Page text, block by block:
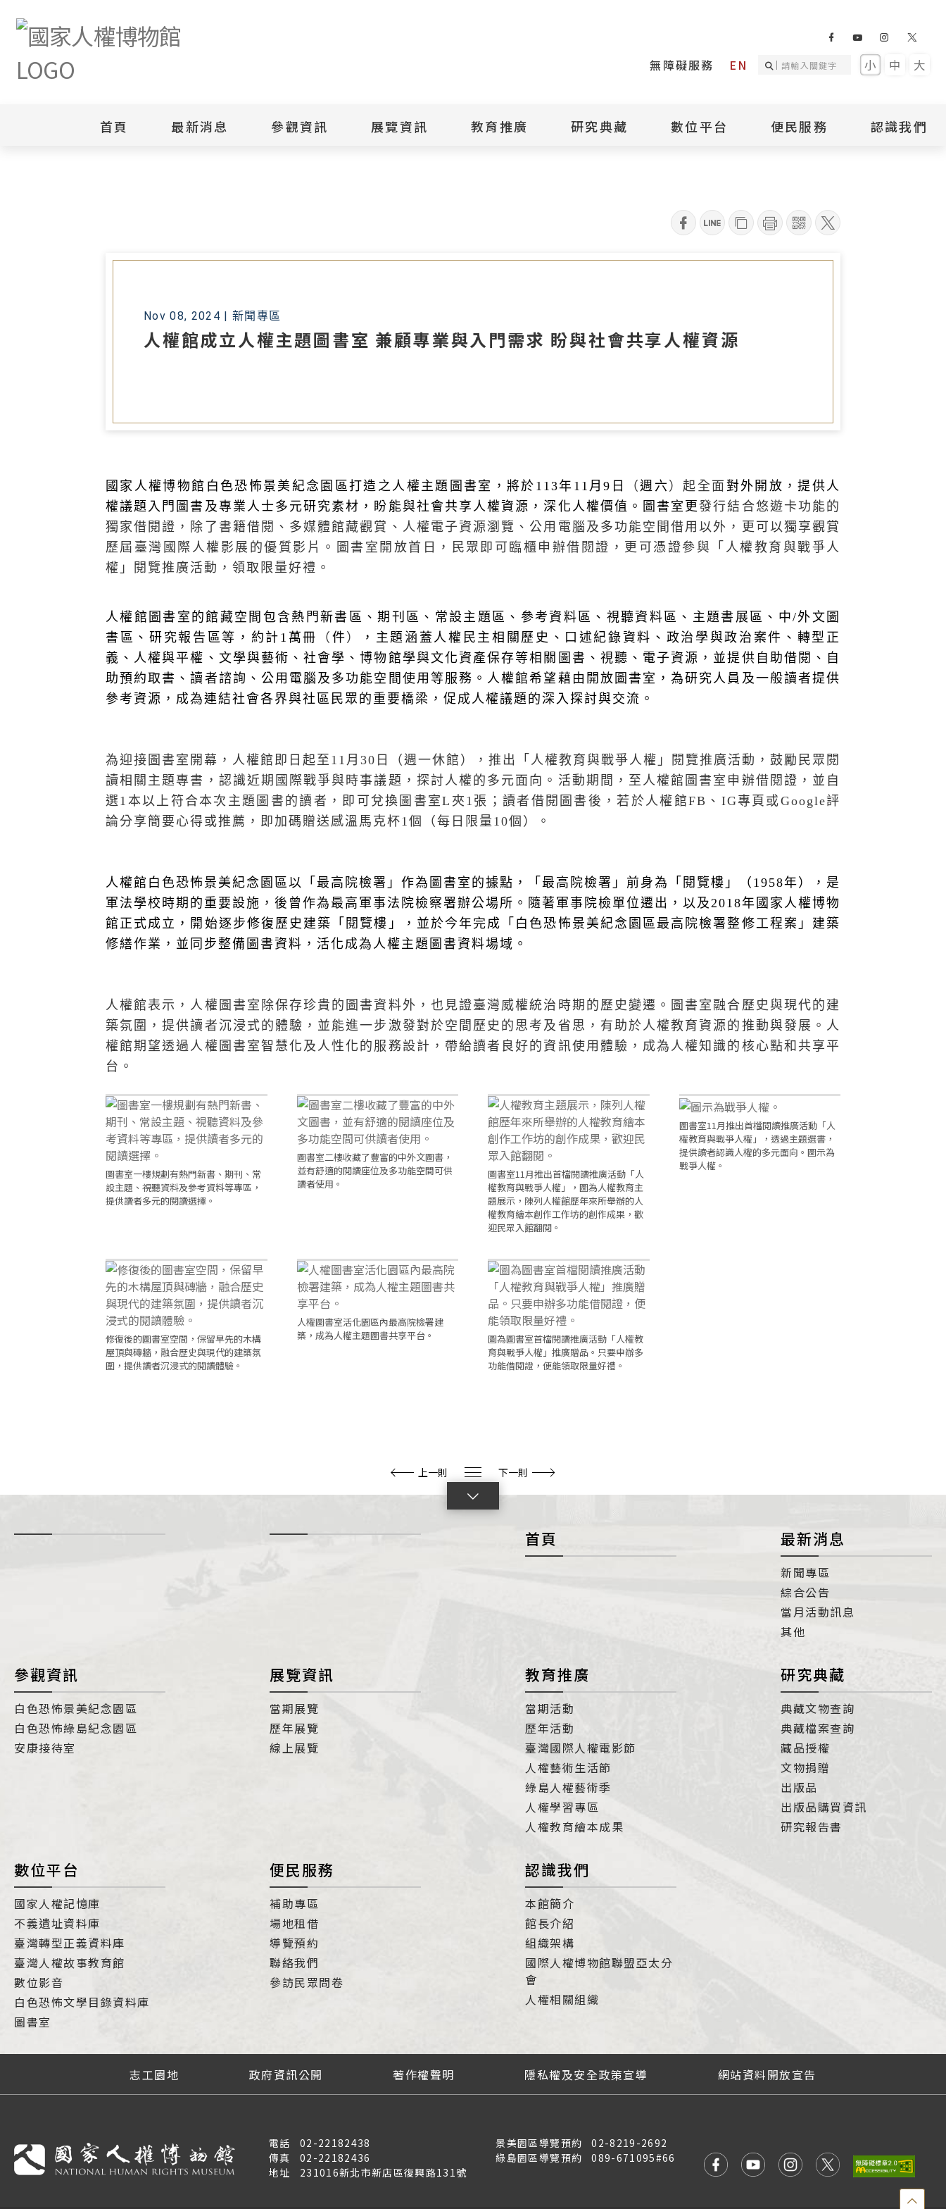
無障礙服務 EN
搜
小 中 大
首頁 最新消息 參觀資訊 展覽資訊 教育推廣 研究典藏 數位平台
庫
臺灣人權故事教育
便民服務
聯絡我們
參訪民眾問卷
認識我們
最新消息 人權館成立人權主題圖書室 兼顧專業與入門需求 盼與社會共享人權資源
qrcode
Nov 08, 2024 | 新聞專區
人權館成立人權主題圖書室 兼顧專業與入門需求 盼與社會共享人權資源
國家人權博物館白色恐怖景美紀念園區打造之人權主題圖書室，將於 113年 11 月9 日 （週六 ）起全面 對外開放，提供人
權議題入門圖書及專業人士多元研究素材，盼能與社會共享人權資源，深化人權價值。圖書室更發行結合悠遊卡功能的
獨家借閱證，除了書籍借閱、多媒體館藏觀賞、人權電子資源瀏覽、公用電腦及多功能空間借用以外，更可以獨享觀賞
歷屆臺灣國際人權影展的優質影片。圖書室開放首日，民眾即可臨櫃申辦借閱證，更可憑證參與「人權教育與戰爭人
權」閱覽推廣活動，領取限量好禮。
人權館圖書室的館藏空間包含熱門新書區、期刊區、常設主題區、參考資料區、視聽資料區、主題書展區、中/外文圖
書區、研究報告區等，約計 1 萬冊 （ 件 ）
，主題涵蓋人權民主相關歷史、口述紀錄資料、政治學與政治案件、轉型正
義、人權與平權、文學與藝術、社會學、博物館學與文化資產保存等相關圖書、視聽、電子資源，並提供自助借閱、自
助預約取書、讀者諮詢、公用電腦及多功能空間使用等服務。人權館希望藉由開放圖書室，為研究人員及一般讀者提供
參考資源，成為連結社會各界與社區民眾的重要橋梁，促成人權議題的深入探討與交流。
為迎接圖書室開幕，人權館即日起至 11 月 30 日（週一休館），推出「人權教育與戰爭人權」閱覽推廣活動，鼓勵民眾閱
讀相關主題專書，認識近期國際戰爭與時事議題，探討人權的多元面向。活動期間，至人權館圖書室申辦借閱證，並自
選1 本以上符合本次主題圖書的讀者，即可兌換圖書室L 夾 1 張；讀者借閱圖書後，若於人權館FB 、 IG專頁或Google評
論分享簡要心得或推薦，即加碼贈送感溫馬克杯1個（每日限量 10個）。
人權館白色恐怖景美紀念園區以「最高院檢署」作為圖書室的據點，「最高院檢署」前身為「閱覽樓」（1958年），是
軍法學校時期的重要設施，後曾作為最高軍事法院檢察署辦公場所。隨著軍事院檢單位遷出，以及2018年國家人權博物
館正式成立，開始逐步修復歷史建築「閱覽樓」，並於今年完成「白色恐怖景美紀念園區最高院檢署整修工程案」建築
修繕作業，並同步整備圖書資料，活化成為人權主題圖書資料場域。
人權館表示，人權圖書室除保存珍貴的圖書資料外，也見證臺灣威權統治時期的歷史變遷。圖書室融合歷史與現代的建
築氛圍，提供讀者沉浸式的體驗，並能進一步激發對於空間歷史的思考及省思，有助於人權教育資源的推動與發展。人
權館期望透過人權圖書室智慧化及人性化的服務設計，帶給讀者良好的資訊使用體驗，成為人權知識的核心點和共享平
台。
圖書室一樓規劃有熱門新書、期刊、常
設主題、視聽資料及參考資料等專區，
提供讀者多元的閱讀選擇。
圖書室二樓收藏了豐富的中外文圖書，
並有舒適的閱讀座位及多功能空間可供
讀者使用。
圖書室11月推出首檔閱讀推廣活動「人
權教育與戰爭人權」，圖為人權教育主
題展示，陳列人權館歷年來所舉辦的人
權教育繪本創作工作坊的創作成果，歡
迎民眾入館翻閱。
圖書室11月推出首檔閱讀推廣活動「人
權教育與戰爭人權」，透過主題選書，
提供讀者認識人權的多元面向。圖示為
戰爭人權。
修復後的圖書室空間，保留早先的木構
屋頂與磚牆，融合歷史與現代的建築氛
圍，提供讀者沉浸式的閱讀體驗。
人權圖書室活化園區內最高院檢署建
築，成為人權主題圖書共享平台。
圖為圖書室首檔閱讀推廣活動「人權教
育與戰爭人權」推廣贈品。只要申辦多
功能借閱證，便能領取限量好禮。
上一則 下一則
點
首頁 最新消息
新聞專區
綜合公告
當月活動訊息
其他
參觀資訊
白色恐怖景美紀念園區
白色恐怖綠島紀念園區
安康接待室
展覽資訊
當期展覽
歷年展覽
線上展覽
教育推廣
當期活動
歷年活動
臺灣國際人權電影節
人權藝術生活節
綠島人權藝術季
人權學習專區
人權教育繪本成果
研究典藏
典藏文物查詢
典藏檔案查詢
藏品授權
文物捐贈
出版品
出版品購買資訊
研究報告書
數位平台
國家人權記憶庫
不義遺址資料庫
臺灣轉型正義資料庫
臺灣人權故事教育館
數位影音
白色恐怖文學目錄資料庫
圖書室
便民服務
補助專區
場地租借
導覽預約
聯絡我們
參訪民眾問卷
認識我們
本館簡介
館長介紹
組織架構
國際人權博物館聯盟亞太分
會
人權相關組織
志工園地 政府資訊公開 著作權聲明 隱私權及安全政策宣導 網站資料開放宣告
電話
02-22182438
傳真
02-22182436
地址
231016新北市新店區復興路131號
景美園區導覽預約
02-8219-2692
綠島園區導覽預約
089-671095#66